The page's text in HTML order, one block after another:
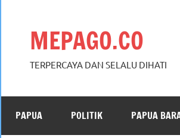
MEPAGO.CO
TERPERCAYA DAN SELALU DIHATI
PAPUA POLITIK PAPUA